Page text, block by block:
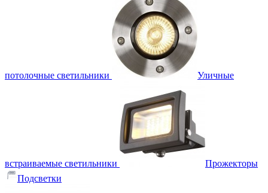
потолочные светильники Уличные
встраиваемые светильники
Прожекторы
Подсветки